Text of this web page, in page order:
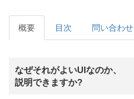
概要 目次 問い合わせ
なぜそれがよいUIなのか、
説明できますか?